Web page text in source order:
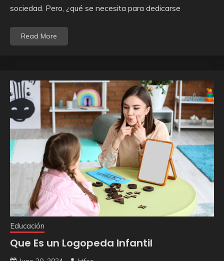
sociedad. Pero, ¿qué se necesita para dedicarse
Read More
Educación
Que Es un Logopeda Infantil